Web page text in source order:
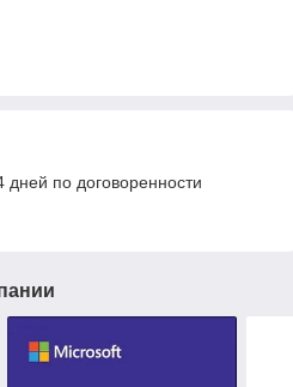
дней по договоренности